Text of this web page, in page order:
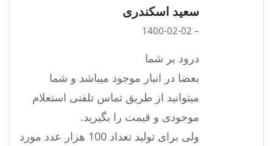
سعید اسکندری
–
1400-02-02
درود بر شما
بعضا در انبار موجود میباشد و شما
میتوانید از طریق تماس تلفنی استعلام
موجودی و قیمت را بگیرید.
ولی برای تولید تعداد 100 هزار عدد مورد